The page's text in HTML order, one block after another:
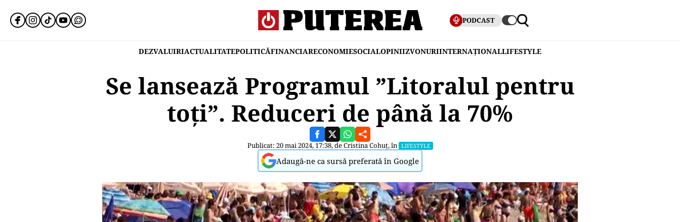
PODCAST
DEZVALUIRIACTUALITATEPOLITICĂFINANCIARECONOMIESOCIALOPINIIZVONURIINTERNAȚIONALLIFESTYLE
Se lansează Programul ”Litoralul pentru
toți”. Reduceri de până la 70%
Publicat: 20 mai 2024, 17:38, deCristina Cohuț, în LIFESTYLE
Adaugă-ne ca sursă preferată în Google